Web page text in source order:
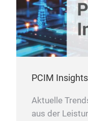
PCIM Insights
Aktuelle
aus der